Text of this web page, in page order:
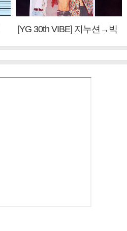
[YG 30th VIBE] 지누션→빅